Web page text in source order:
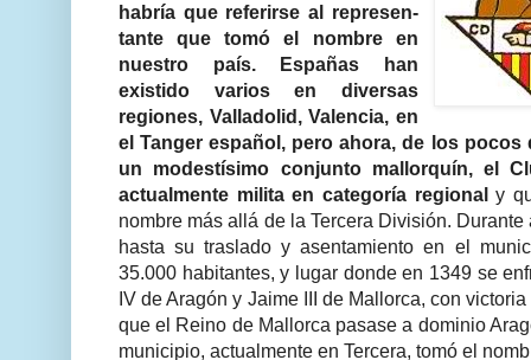
habría que referirse al represen-
tante que tomó el nombre en
nuestro país. Españas han
existido varios en diversas
regiones, Valladolid, Valencia, en
el Tanger español, pero ahora, de los
un modestísimo conjunto mallorquín, el
actualmente milita en categoría regionaly
nombre más allá de la Tercera División.
hasta su traslado y asentamiento en el
35.000 habitantes, y lugar donde en 1349 se
IV de Aragón y Jaime III de Mallorca, con
que el Reino de Mallorca pasase a dominio
municipio, actualmente en Tercera, tomó el